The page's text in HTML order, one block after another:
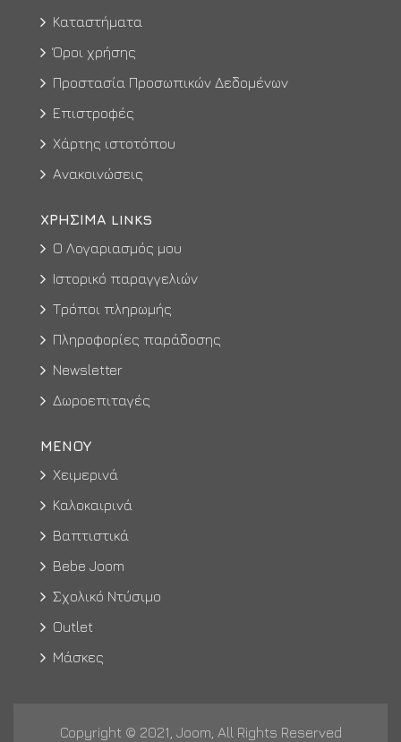
Καταστήματα
Όροι χρήσης
Προστασία Προσωπικών Δεδομένων
Επιστροφές
Χάρτης ιστοτόπου
Ανακοινώσεις
ΧΡΉΣΙΜΑ LINKS
Ο Λογαριασμός μου
Ιστορικό παραγγελιών
Τρόποι πληρωμής
Πληροφορίες παράδοσης
Newsletter
Δωροεπιταγές
ΜΕΝΟΥ
Χειμερινά
Καλοκαιρινά
Βαπτιστικά
Bebe Joom
Σχολικό Ντύσιμο
Outlet
Μάσκες
Copyright © 2021, Joom, All Rights Reserved